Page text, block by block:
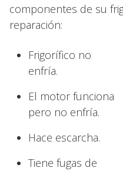
componentes de su
reparación:
Frigorífico no
enfría.
El motor funciona
pero no enfría.
Hace escarcha.
Tiene fugas de